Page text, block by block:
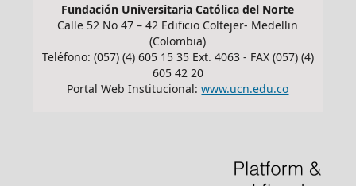
Fundación Universitaria Católica del Norte
Calle 52 No 47 – 42 Edificio Coltejer- Medellin
(Colombia)
Teléfono: (057) (4) 605 15 35 Ext. 4063 - FAX (057) (4)
605 42 20
Portal Web Institucional:www.ucn.edu.co